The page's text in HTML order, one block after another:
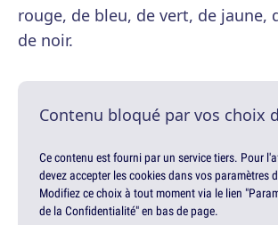
rouge, de bleu, de vert, de jaune,
de noir.
Contenu bloqué par vos choix
Ce contenu est fourni par un service tiers. Pour
devez accepter les cookies dans vos paramètres
Modifiez ce choix à tout moment via le lien
de la Confidentialité" en bas de page.